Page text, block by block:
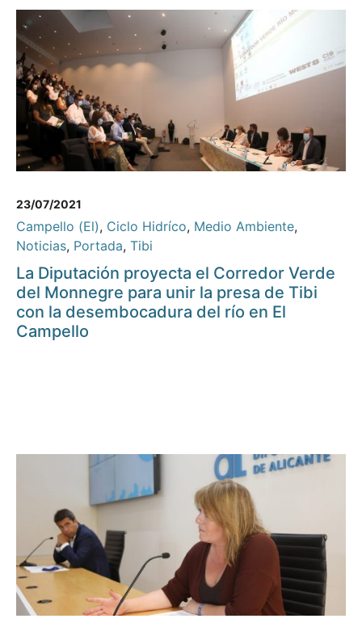
23/07/2021
Campello (El), Ciclo Hidríco, Medio Ambiente,
Noticias, Portada, Tibi
La Diputación proyecta el Corredor Verde
del Monnegre para unir la presa de Tibi
con la desembocadura del río en El
Campello